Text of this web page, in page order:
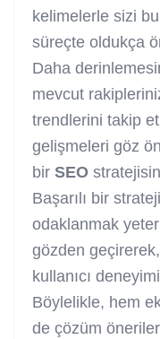
kelimelerle sizi
süreçte oldukça
Daha
mevcut
trendlerini takip
gelişmeleri göz
bir SEO
Başarılı bir
odaklanmak
gözden
kullanıcı
Böylelikle, hem
de çözüm